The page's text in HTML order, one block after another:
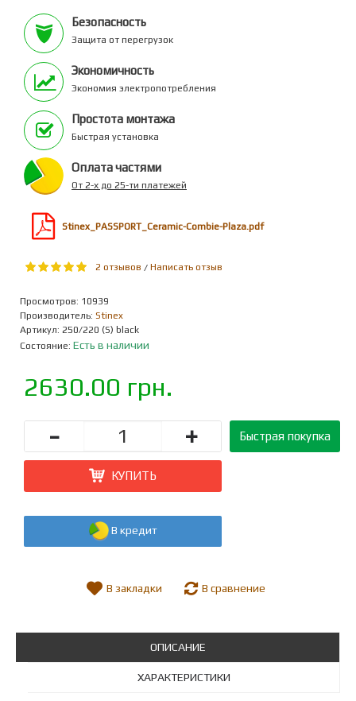
Безопасность
Защита от перегрузок
Экономичность
Экономия электропотребления
Простота монтажа
Быстрая установка
Оплата частями
От 2-х до 25-ти платежей
Stinex_PASSPORT_Ceramic-Combie-Plaza.pdf
2 отзывов / Написать отзыв
Просмотров: 10939
Производитель: Stinex
Артикул: 250/220 (S) black
Состояние: Есть в наличии
2630.00 грн.
Быстрая покупка
- +
КУПИТЬ
В кредит
В закладки В сравнение
ОПИСАНИЕ
ХАРАКТЕРИСТИКИ